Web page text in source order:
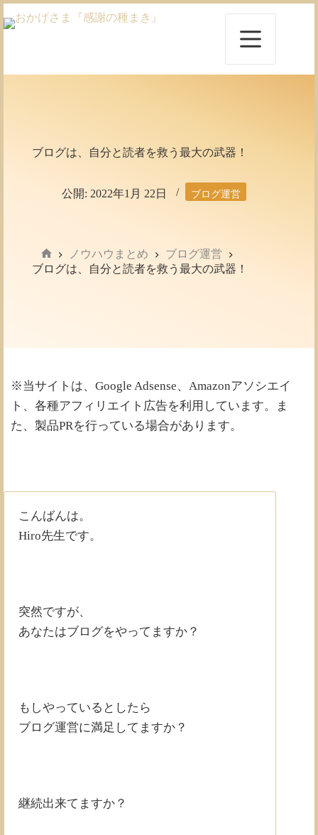
ン
ブログは、自分と読者を救う最大の武器！
公開: 2022年1月 22日 ブログ運営
ホ
ノウハウまとめ
ブログ運営
ブログは、自分と読者を救う最大の武器！
※当サイトは、Google Adsense、Amazonアソシエイ
ト、各種アフィリエイト広告を利用しています。ま
た、製品PRを行っている場合があります。
こんばんは。
Hiro先生です。
突然ですが、
あなたはブログをやってますか？
もしやっているとしたら
ブログ運営に満足してますか？
継続出来てますか？